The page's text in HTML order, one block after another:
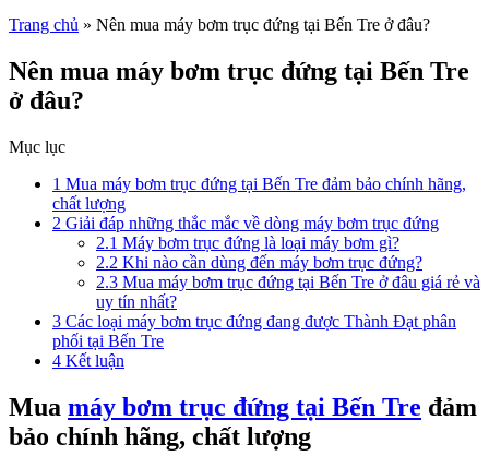
Trang chủ » Nên mua máy bơm trục đứng tại Bến Tre ở đâu?
Nên mua máy bơm trục đứng tại Bến Tre
ở đâu?
Mục lục
1 Mua máy bơm trục đứng tại Bến Tre đảm bảo chính hãng,
chất lượng
2 Giải đáp những thắc mắc về dòng máy bơm trục đứng
2.1 Máy bơm trục đứng là loại máy bơm gì?
2.2 Khi nào cần dùng đến máy bơm trục đứng?
2.3 Mua máy bơm trục đứng tại Bến Tre ở đâu giá rẻ và
uy tín nhất?
3 Các loại máy bơm trục đứng đang được Thành Đạt phân
phối tại Bến Tre
4 Kết luận
Mua máy bơm trục đứng tại Bến Tre đảm
bảo chính hãng, chất lượng